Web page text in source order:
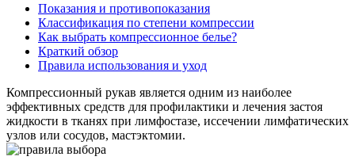
Показания и противопоказания
Классификация по степени компрессии
Как выбрать компрессионное белье?
Краткий обзор
Правила использования и уход
Компрессионный рукав является одним из наиболее
эффективных средств для профилактики и лечения застоя
жидкости в тканях при лимфостазе, иссечении лимфатических
узлов или сосудов, мастэктомии.